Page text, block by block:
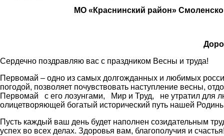
МО «Краснинский район» Смоленской
Сердечно поздравляю вас с праздником Весны и труда!
Первомай – одно из самых долгожданных и любимых
погодой, позволяет почувствовать наступление весны,
Первомай с его лозунгами, Мир и Труд, не утратил для
олицетворяющей богатый исторический путь нашей
Пусть каждый ваш день будет наполнен созидательным
успех во всех делах. Здоровья вам, благополучия и